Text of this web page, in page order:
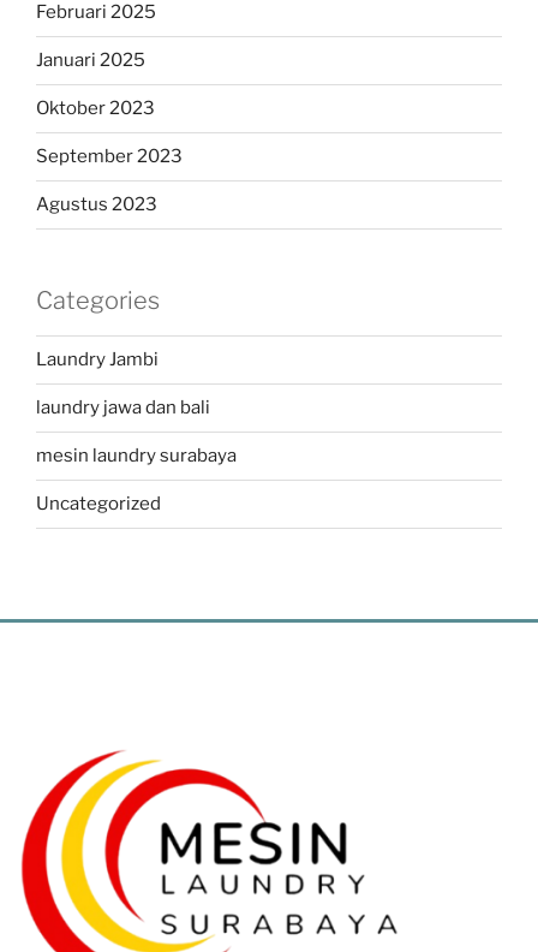
Februari 2025
Januari 2025
Oktober 2023
September 2023
Agustus 2023
Categories
Laundry Jambi
laundry jawa dan bali
mesin laundry surabaya
Uncategorized